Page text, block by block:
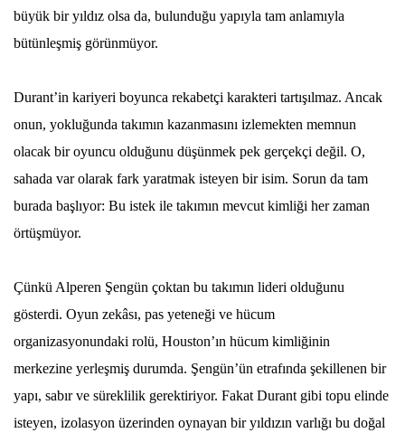
büyük bir yıldız olsa da, bulunduğu yapıyla tam anlamıyla
bütünleşmiş görünmüyor.
Durant’in kariyeri boyunca rekabetçi karakteri tartışılmaz. Ancak
onun, yokluğunda takımın kazanmasını izlemekten memnun
olacak bir oyuncu olduğunu düşünmek pek gerçekçi değil. O,
sahada var olarak fark yaratmak isteyen bir isim. Sorun da tam
burada başlıyor: Bu istek ile takımın mevcut kimliği her zaman
örtüşmüyor.
Çünkü Alperen Şengün çoktan bu takımın lideri olduğunu
gösterdi. Oyun zekâsı, pas yeteneği ve hücum
organizasyonundaki rolü, Houston’ın hücum kimliğinin
merkezine yerleşmiş durumda. Şengün’ün etrafında şekillenen bir
yapı, sabır ve süreklilik gerektiriyor. Fakat Durant gibi topu elinde
isteyen, izolasyon üzerinden oynayan bir yıldızın varlığı bu doğal